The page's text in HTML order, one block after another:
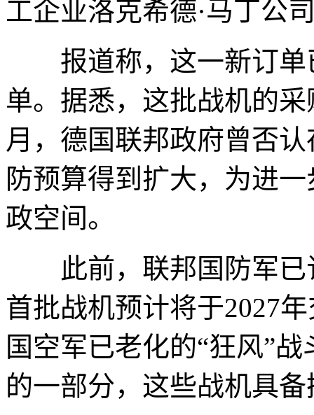
工企业洛克希德·马丁公
报道称，这一新订单
单。据悉，这批战机的
月，德国联邦政府曾否
防预算得到扩大，为进
政空间。
此前，联邦国防军已
首批战机预计将于2027
国空军已老化的“狂风”
的一部分，这些战机具